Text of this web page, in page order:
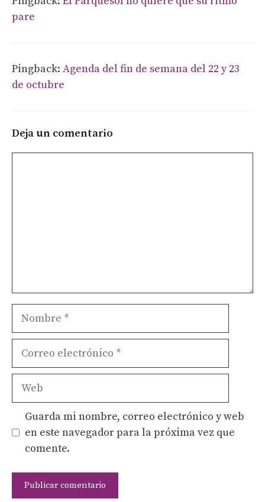
pare
Pingback: Agenda del fin de semana del 22 y 23
de octubre
Deja un comentario
Nombre
Correo
Web
Guarda mi nombre, correo electrónico y web
en este navegador para la próxima vez que
comente.